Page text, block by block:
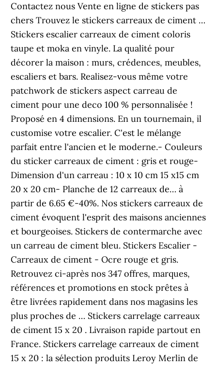
Contactez nous Vente en ligne de stickers pas
chers Trouvez le stickers carreaux de ciment …
Stickers escalier carreaux de ciment coloris
taupe et moka en vinyle. La qualité pour
décorer la maison : murs, crédences, meubles,
escaliers et bars. Realisez-vous même votre
patchwork de stickers aspect carreau de
ciment pour une deco 100 % personnalisée !
Proposé en 4 dimensions. En un tournemain, il
customise votre escalier. C'est le mélange
parfait entre l'ancien et le moderne.- Couleurs
du sticker carreaux de ciment : gris et rouge-
Dimension d'un carreau : 10 x 10 cm 15 x15 cm
20 x 20 cm- Planche de 12 carreaux de… à
partir de 6.65 €-40%. Nos stickers carreaux de
ciment évoquent l'esprit des maisons anciennes
et bourgeoises. Stickers de contermarche avec
un carreau de ciment bleu. Stickers Escalier -
Carreaux de ciment - Ocre rouge et gris.
Retrouvez ci-après nos 347 offres, marques,
références et promotions en stock prêtes à
être livrées rapidement dans nos magasins les
plus proches de … Stickers carrelage carreaux
de ciment 15 x 20 . Livraison rapide partout en
France. Stickers carrelage carreaux de ciment
15 x 20 : la sélection produits Leroy Merlin de